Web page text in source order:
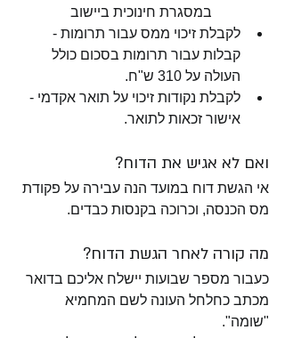
במסגרת חינוכית ביישוב
לקבלת זיכוי ממס עבור תרומות -
קבלות עבור תרומות בסכום כולל
העולה על 310 ש"ח.
לקבלת נקודות זיכוי על תואר אקדמי -
אישור זכאות לתואר.
ואם לא אגיש את הדוח?
אי הגשת דוח במועד הנה עבירה על פקודת
מס הכנסה, וכרוכה בקנסות כבדים.
מה קורה לאחר הגשת הדוח?
כעבור מספר שבועות יישלח אליכם בדואר
מכתב כחלחל העונה לשם המחמיא
"שומה".